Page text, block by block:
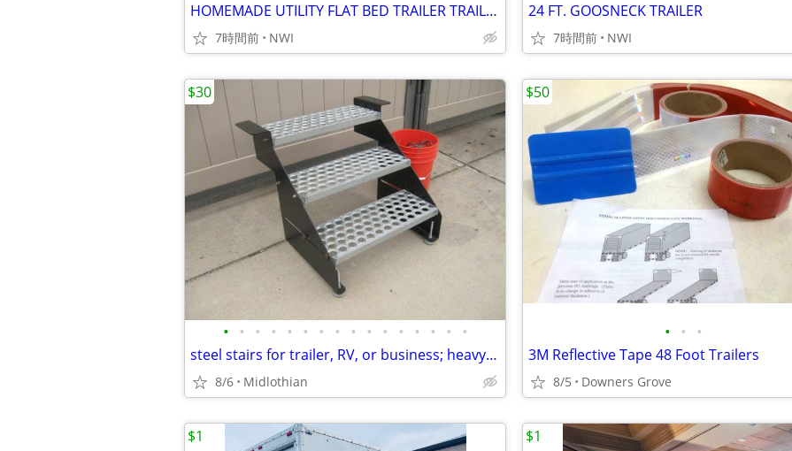
HOMEMADE UTILITY FLAT BED TRAILER TRAILER
7時間前 NWI
24 FT. GOOSNECK TRAILER
7時間前 NWI
• • • • • • • • • • • • • • • •
steel stairs for trailer, RV, or business; heavy duty; can deliver
8/6 Midlothian
$30
• • •
3M Reflective Tape 48 Foot Trailers
8/5 Downers Grove
$50
$1 $1